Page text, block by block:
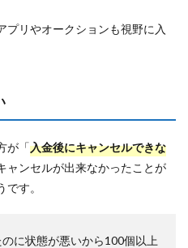
プリやオークションも視野に入
が「入金後にキャンセルできな
ャンセルが出来なかったことが
す。
に状態が悪いから100個以上